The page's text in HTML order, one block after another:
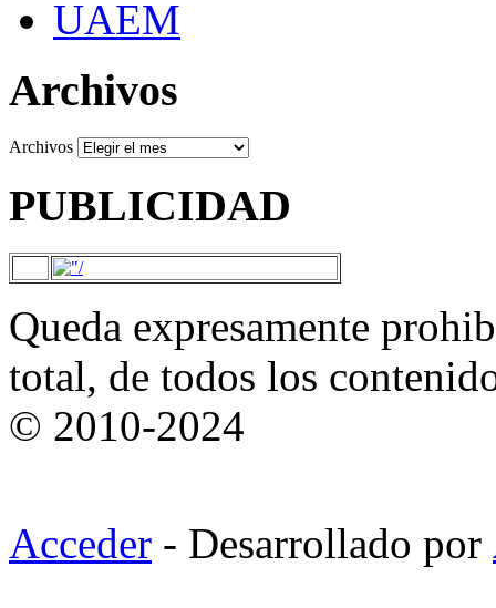
UAEM
Archivos
Archivos
PUBLICIDAD
Queda expresamente
total, de todos los
© 2010-2024
Acceder - Desarrollado por